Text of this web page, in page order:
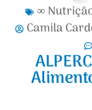
∞
Camila